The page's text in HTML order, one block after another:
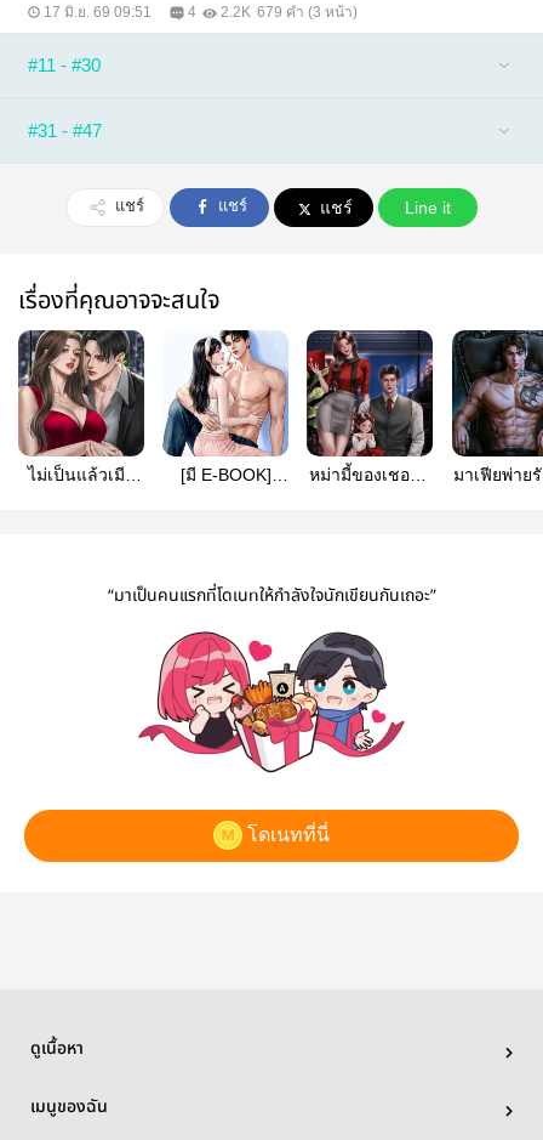
17 มิ.ย. 69 09:51 4 2.2K 679 คำ (3 หน้า)
#11 - #30
#31 - #47
แชร์ แชร์ แชร์ Line it
เรื่องที่คุณอาจจะสนใจ
ไม่เป็นแล้วเมีย
[มี E-BOOK]
หม่ามี้ของเชอรีล
มาเฟียพ่าย
“มาเป็นคนแรกที่โดเนทให้กำลังใจนักเขียนกันเถอะ”
โดเนทที่นี่
ดูเนื้อหา
เมนูของฉัน